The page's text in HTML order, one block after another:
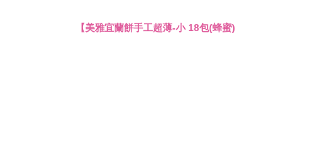
【美雅宜蘭餅手工超薄-小 18包(蜂蜜)